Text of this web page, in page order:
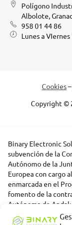
Polígono
Albolote,
958 01 44 86
Lunes a
Cookies–
Copyright ©
Binary Electronic
subvención de la
Autónomo de la
Europea con cargo
enmarcada en el
fomento de la
Autónoma de
sucesivas